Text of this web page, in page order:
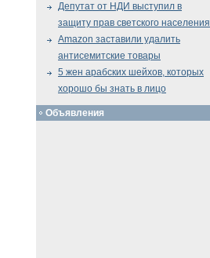
Депутат от НДИ выступил в
защиту прав светского населения
Amazon заставили удалить
антисемитские товары
5 жен арабских шейхов, которых
хорошо бы знать в лицо
Объявления